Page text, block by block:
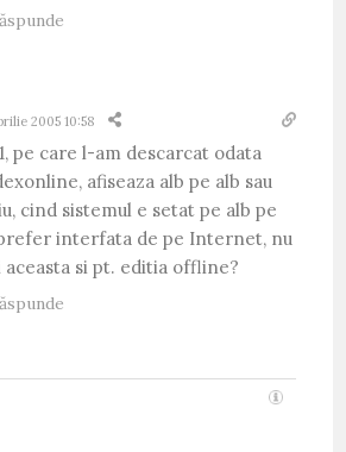
2005 10:58
pe care l-am descarcat odata
afiseaza alb pe alb sau
cind sistemul e setat pe alb pe
interfata de pe Internet, nu
si pt. editia offline?